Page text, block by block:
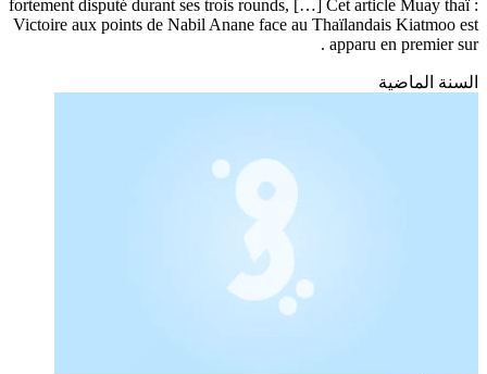
fortement disputé durant ses trois rounds, […] Cet article Muay thaï :
Victoire aux points de Nabil Anane face au Thaïlandais Kiatmoo est
apparu en premier sur .
السنة الماضية